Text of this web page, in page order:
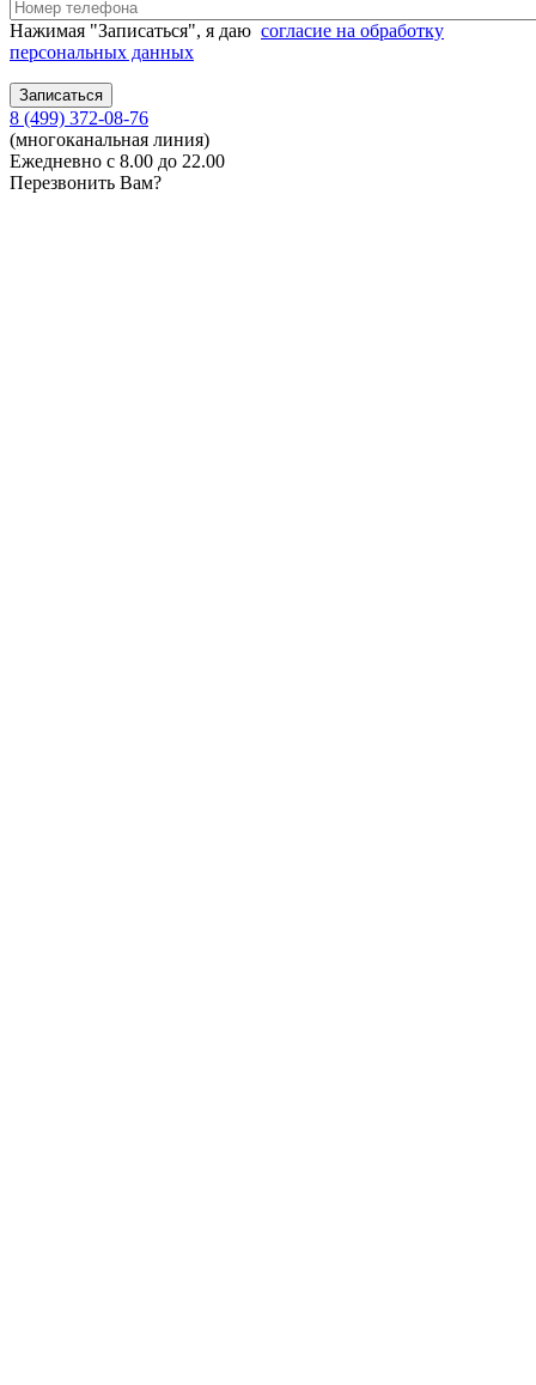
Нажимая "Записаться", я даю согласие на обработку
персональных данных
8 (499) 372-08-76
(многоканальная линия)
Ежедневно с 8.00 до 22.00
Перезвонить Вам?